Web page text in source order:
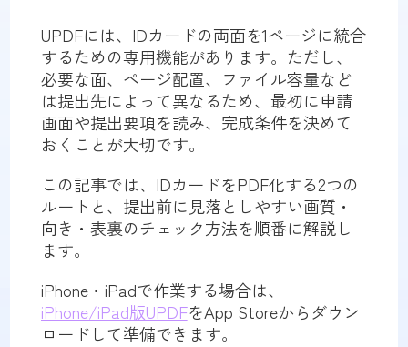
UPDFには、IDカードの両面を1ページに統合
するための専用機能があります。ただし、
必要な面、ページ配置、ファイル容量など
は提出先によって異なるため、最初に申請
画面や提出要項を読み、完成条件を決めて
おくことが大切です。
この記事では、IDカードをPDF化する2つの
ルートと、提出前に見落としやすい画質・
向き・表裏のチェック方法を順番に解説し
ます。
iPhone・iPadで作業する場合は、
iPhone/iPad版UPDFをApp Storeからダウン
ロードして準備できます。